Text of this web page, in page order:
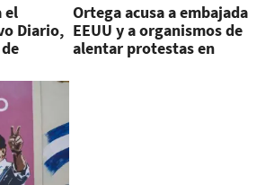
el
Diario,
Ortega acusa a embajada
EEUU y a organismos de
alentar protestas en